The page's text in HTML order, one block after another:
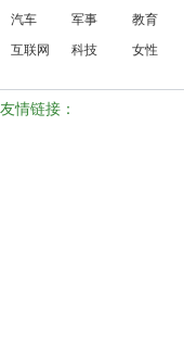
汽车 军事 教育
互联网
科技 女性
友情链接：